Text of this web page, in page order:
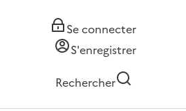
Se connecter
S'enregistrer
Rechercher